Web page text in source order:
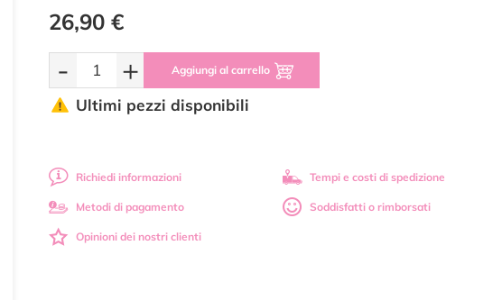
26,90 €
- + Aggiungi al carrello
Ultimi pezzi disponibili
Richiedi informazioni Tempi e costi di spedizione
Metodi di pagamento Soddisfatti o rimborsati
Opinioni dei nostri clienti